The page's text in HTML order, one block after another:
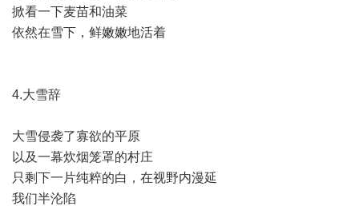
掀看一下麦苗和油菜
依然在雪下，鲜嫩嫩地活着
4.大雪辞
大雪侵袭了寡欲的平原
以及一幕炊烟笼罩的村庄
只剩下一片纯粹的白，在视野内漫延
我们半沦陷